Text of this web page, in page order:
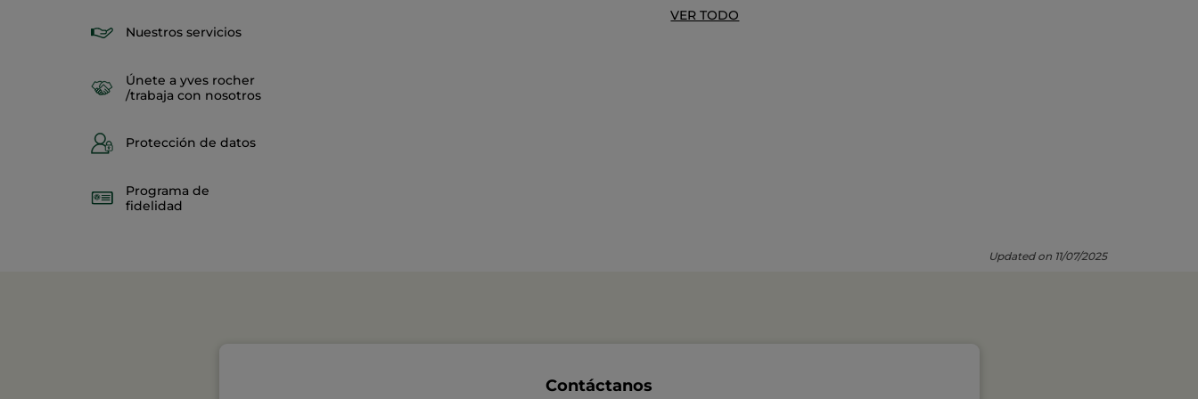
Nuestros servicios
Únete a yves rocher
/trabaja con nosotros
Protección de datos
Programa de
fidelidad
VER TODO
Updated on 11/07/2025
Contáctanos